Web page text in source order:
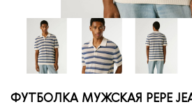
ФУТБОЛКА МУЖСКАЯ PEPE